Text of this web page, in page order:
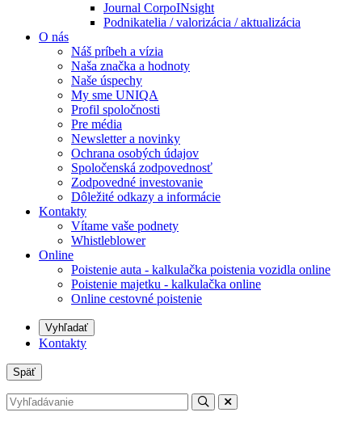
Journal CorpoINsight
Podnikatelia / valorizácia / aktualizácia
O nás
Náš príbeh a vízia
Naša značka a hodnoty
Naše úspechy
My sme UNIQA
Profil spoločnosti
Pre média
Newsletter a novinky
Ochrana osobých údajov
Spoločenská zodpovednosť
Zodpovedné investovanie
Dôležité odkazy a informácie
Kontakty
Vítame vaše podnety
Whistleblower
Online
Poistenie auta - kalkulačka poistenia vozidla online
Poistenie majetku - kalkulačka online
Online cestovné poistenie
Vyhľadať
Kontakty
Späť